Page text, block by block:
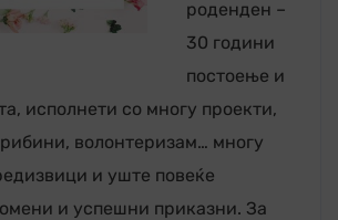
роденден –
30 години
постоење и
исполнети со многу проекти,
волонтеризам… многу
и уште повеќе
и успешни приказни. За